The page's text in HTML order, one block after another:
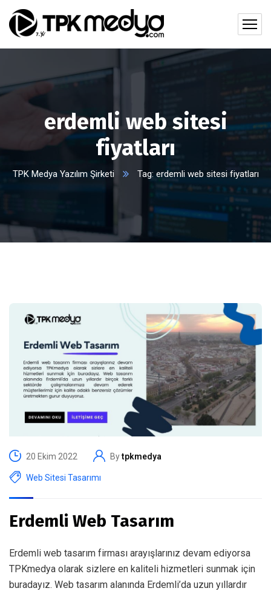
erdemli web sitesi
fiyatları
TPK Medya Yazılım Şirketi Tag: erdemli web sitesi fiyatları
20 Ekim 2022 Bytpkmedya
Web Sitesi Tasarımı
Erdemli Web Tasarım
Erdemli web tasarım firması arayışlarınız devam ediyorsa
TPKmedya olarak sizlere en kaliteli hizmetleri sunmak için
buradayız. Web tasarım alanında Erdemli’da uzun yıllardır